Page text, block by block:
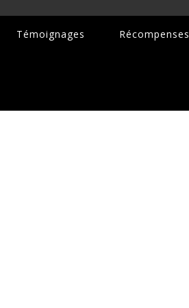
Témoignages Récompenses